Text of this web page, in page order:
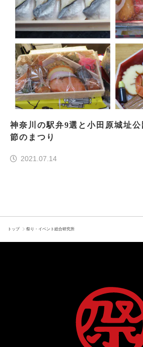
神奈川の駅弁9選と小田原城址
節のまつり
2021.07.14
トップ 祭り・イベント総合研究所